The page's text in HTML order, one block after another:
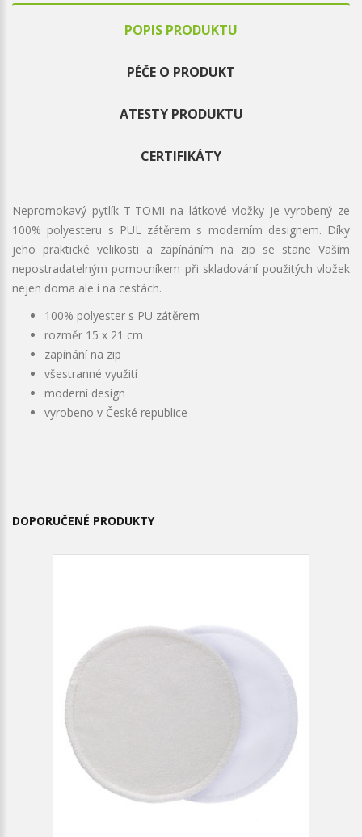
POPIS PRODUKTU
PÉČE O PRODUKT
ATESTY PRODUKTU
CERTIFIKÁTY
Nepromokavý pytlík T-TOMI na látkové vložky je vyrobený ze
100% polyesteru s PUL zátěrem s moderním designem. Díky
jeho praktické velikosti a zapínáním na zip se stane Vaším
nepostradatelným pomocníkem při skladování použitých vložek
nejen doma ale i na cestách.
100% polyester s PU zátěrem
​rozměr 15 x 21 cm
zapínání na zip
všestranné využití
moderní design
vyrobeno v České republice
DOPORUČENÉ PRODUKTY